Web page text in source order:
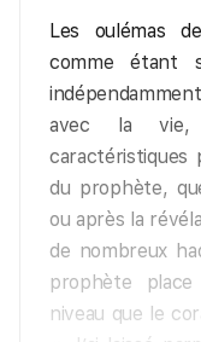
Les oulémas
comme étant
avec la vie,
caractéristiques
du prophète,
ou après la
de nombreux
prophète
niveau que le